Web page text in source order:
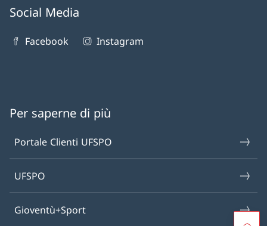
Social Media
Facebook Instagram
Per saperne di più
Portale Clienti UFSPO
UFSPO
Gioventù+Sport